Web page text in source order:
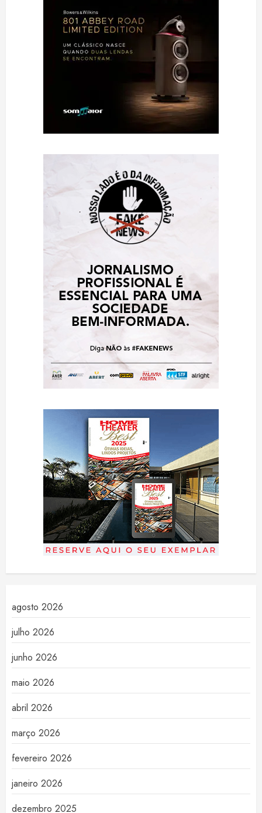
agosto 2026
julho 2026
junho 2026
maio 2026
abril 2026
março 2026
fevereiro 2026
janeiro 2026
dezembro 2025